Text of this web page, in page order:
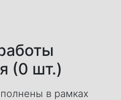
(0 шт.)
в рамках